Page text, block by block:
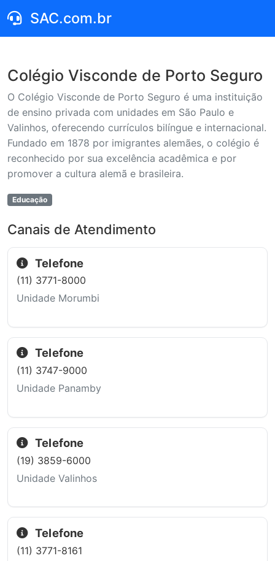
SAC.com.br
Colégio Visconde de Porto Seguro
O Colégio Visconde de Porto Seguro é uma instituição
de ensino privada com unidades em São Paulo e
Valinhos, oferecendo currículos bilíngue e internacional.
Fundado em 1878 por imigrantes alemães, o colégio é
reconhecido por sua excelência acadêmica e por
promover a cultura alemã e brasileira.
Educação
Canais de Atendimento
Telefone
(11) 3771-8000
Unidade Morumbi
Telefone
(11) 3747-9000
Unidade Panamby
Telefone
(19) 3859-6000
Unidade Valinhos
Telefone
(11) 3771-8161